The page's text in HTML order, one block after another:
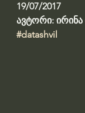
19/07/2017
ავტორი:
#datashvil